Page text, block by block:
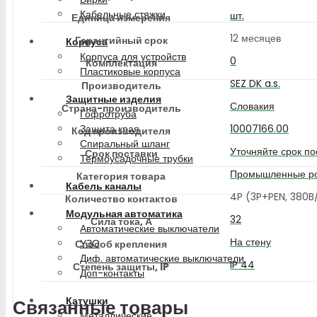
Кабельные стяжки
Корпуса
Корпуса для устройств
Пластиковые корпуса
Защитные изделия
Гофротруба
Защита края
Спиральный шланг
Термоусадочные трубки
Кабель каналы
Модульная автоматика
Автоматические выключатели
УЗО
Диф. автоматические выключатели
Доп-контакты
Катушки
Единица измерения
шт.
Гарантийный срок
12 месяцев
Комплектация
0
Производитель
SEZ DK a.s.
Страна-производитель
Словакия
Код производителя
10007166.00
Срок поставки
Уточняйте срок
Категория товара
Промышленные
Количество контактов
4P (3P+PEN,
Сила тока, А
32
Способ крепления
На стену
Степень защиты, IP
IP 44
Связанные товары